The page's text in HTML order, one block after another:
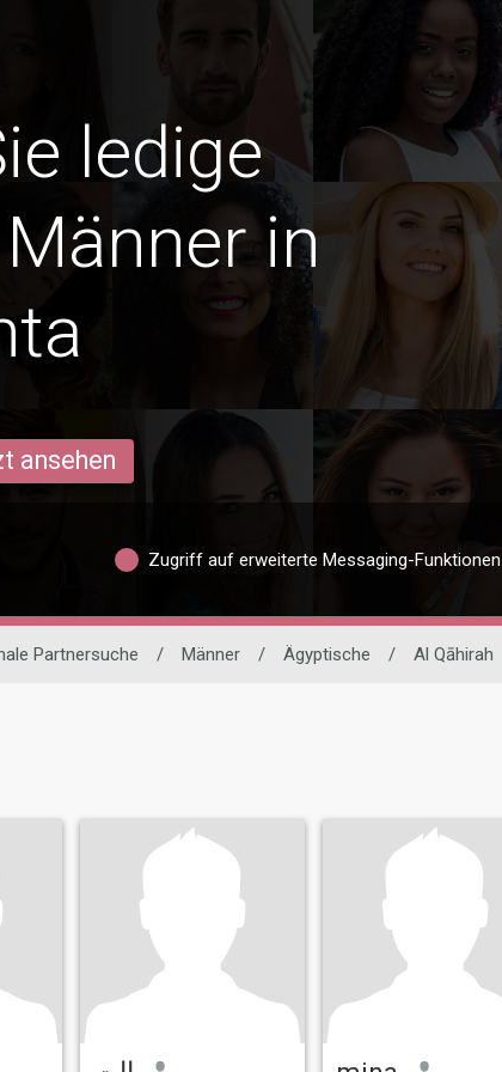
ledige
in
ansehen
Zugriff auf erweiterte Messaging-Funktionen
Partnersuche / Männer / Ägyptische / Al Qāhirah